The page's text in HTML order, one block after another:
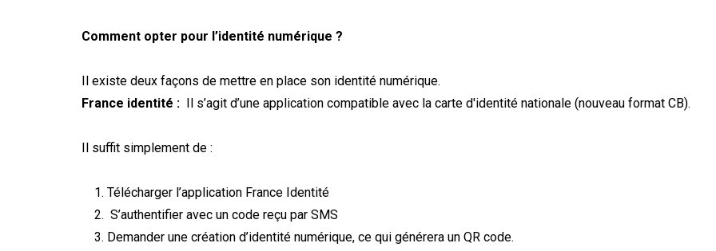
Comment opter pour l’identité numérique ?
Il existe deux façons de mettre en place son identité numérique.
France identité : Il s’agit d’une application compatible avec la carte d'identité nationale (nouveau format CB).
Il suffit simplement de :
Télécharger l’application France Identité
S’authentifier avec un code reçu par SMS
Demander une création d’identité numérique, ce qui générera un QR code.